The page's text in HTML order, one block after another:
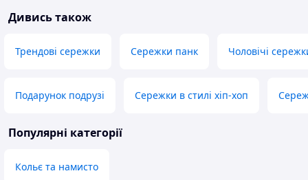
Дивись також
Трендові сережки Сережки панк Чоловічі
Подарунок подрузі Сережки в стилі хіп-хоп
Популярні категорії
Кольє та намисто